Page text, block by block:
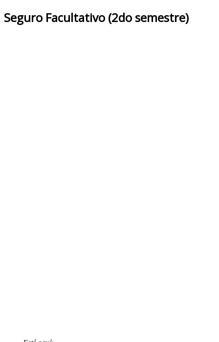
Seguro Facultativo (2do semestre)